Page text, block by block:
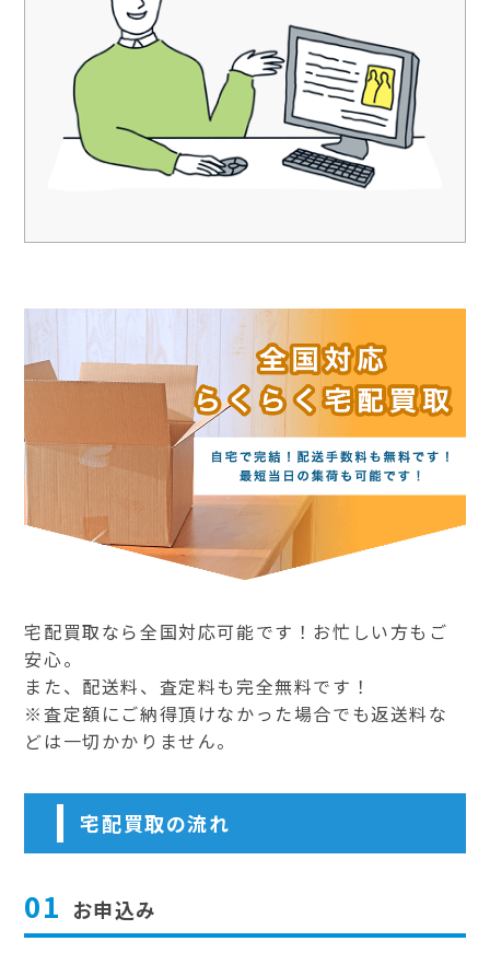
宅配買取なら全国対応可能です！お忙しい方もご
安心。
また、配送料、査定料も完全無料です！
※査定額にご納得頂けなかった場合でも返送料な
どは一切かかりません。
宅配買取の流れ
01 お申込み